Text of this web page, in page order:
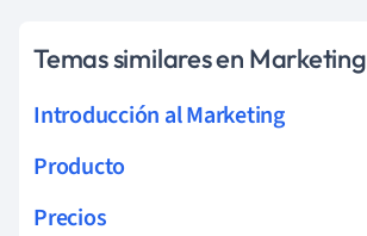
Temas similares en Marketing
Introducción al Marketing
Producto
Precios